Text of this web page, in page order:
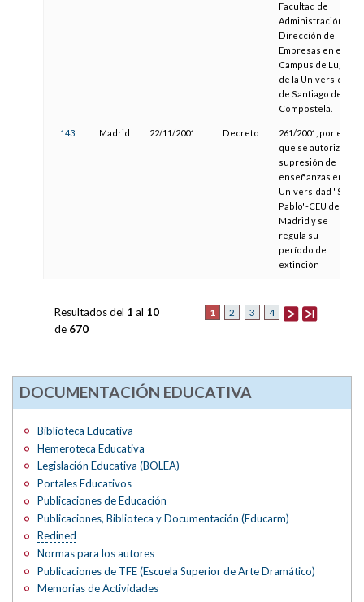
Facultad de
Administración y
Dirección de
Empresas en el
Campus de Lugo
de la Universidad
de Santiago de
Compostela.
143 Madrid 22/11/2001 Decreto
261/2001, por el
que se autoriza la
supresión de
enseñanzas en la
Universidad "San
Pablo"-CEU de
Madrid y se
regula su
período de
extinción
1 2 3 4
Resultados del 1 al 10
de 670
DOCUMENTACIÓN EDUCATIVA
Biblioteca Educativa
Hemeroteca Educativa
Legislación Educativa (BOLEA)
Portales Educativos
Publicaciones de Educación
Publicaciones, Biblioteca y Documentación (Educarm)
Redined
Normas para los autores
Publicaciones de TFE(Escuela Superior de Arte Dramático)
Memorias de Actividades